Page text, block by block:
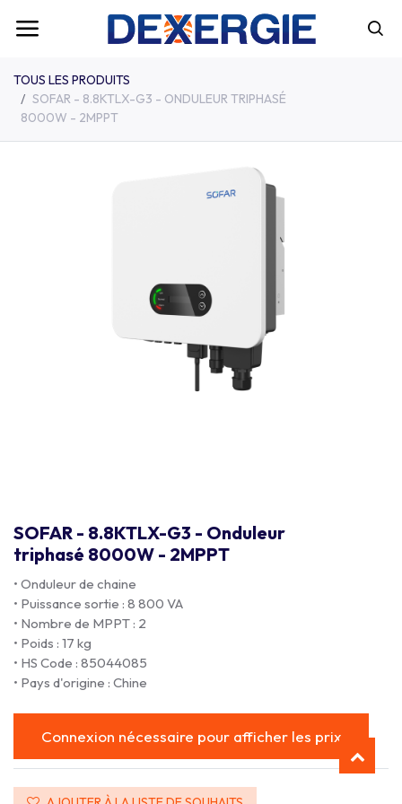
TOUS LES PRODUITS
SOFAR - 8.8KTLX-G3 - ONDULEUR TRIPHASÉ
8000W - 2MPPT
SOFAR - 8.8KTLX-G3 - Onduleur
triphasé 8000W - 2MPPT
• Onduleur de chaine
• Puissance sortie : 8 800 VA
• Nombre de MPPT : 2
• Poids : 17 kg
• HS Code : 85044085
• Pays d'origine : Chine
Connexion nécessaire pour afficher les prix